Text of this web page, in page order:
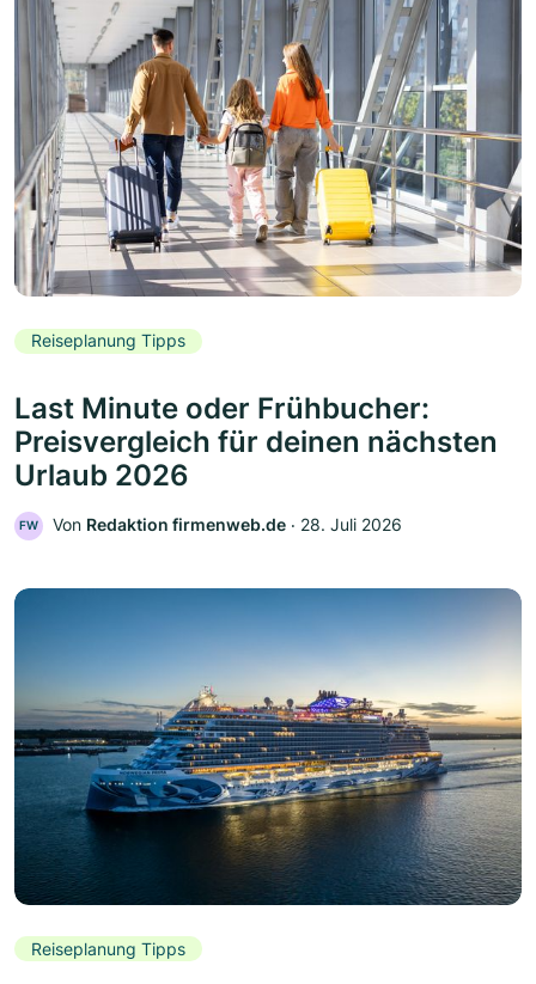
Reiseplanung Tipps
Last Minute oder Frühbucher:
Preisvergleich für deinen nächsten
Urlaub 2026
FW Von Redaktion firmenweb.de ‧ 28. Juli 2026
Reiseplanung Tipps